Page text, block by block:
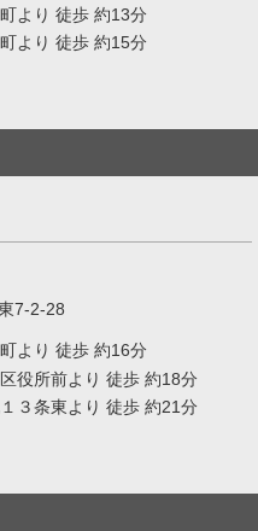
より 徒歩 約13分
より 徒歩 約15分
7-2-28
より 徒歩 約16分
役所前より 徒歩 約18分
３条東より 徒歩 約21分